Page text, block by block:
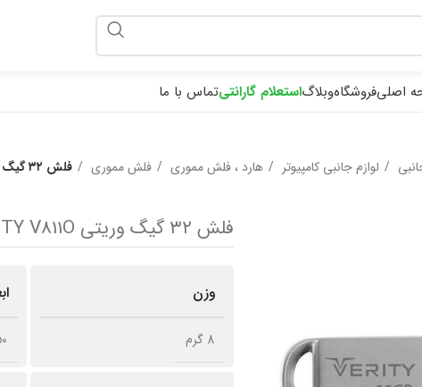
اصلیفروشگاهوبلاگاستعلام گارانتیتماس با ما
لوازم جانبی کامپیوتر هارد ، فلش مموری فلش مموری فلش ۳۲ گیگ وریتی VERITY V811O + تبدیل OTG
فلش ۳۲ گیگ وریتی VERITY V811O + تبدیل OTG
وزن
8 گرم 150 ×